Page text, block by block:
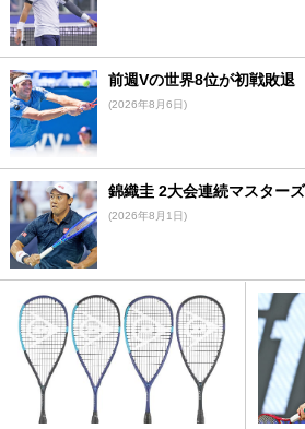
前週Vの世界8位が初戦敗退
(2026年8月6日)
錦織圭 2大会連続マスター
(2026年8月1日)